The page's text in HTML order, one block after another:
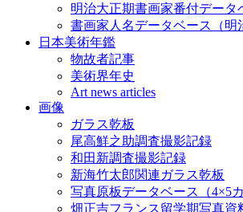
明治大正期書画家番付データ
書画家人名データベース（
日本美術年鑑
物故者記事
美術界年史
Art news articles
画像
ガラス乾板
尾高鮮之助調査撮影記録
和田新調査撮影記録
新海竹太郎関連ガラス乾板
写真原板データベース（4×5カ
畑正吉フランス留学期写真資